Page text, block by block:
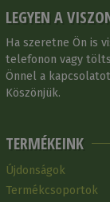
LEGYEN A
Ha szeretne Ön is
telefonon vagy
Önnel a
Köszönjük.
TERMÉKEINK
Újdonságok
Termékcsoportok